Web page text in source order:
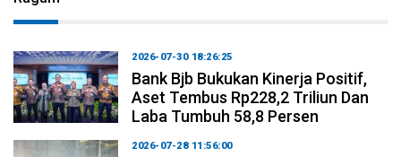
2026-07-30 18:26:25
Bank Bjb Bukukan Kinerja Positif,
Aset Tembus Rp228,2 Triliun Dan
Laba Tumbuh 58,8 Persen
2026-07-28 11:56:00